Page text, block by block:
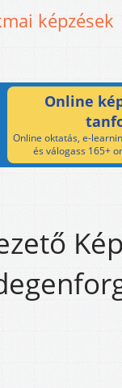
képzések
Online
Online oktatás, e-
és válogass 165+